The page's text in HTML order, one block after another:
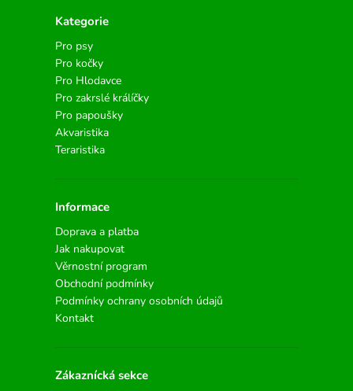
Kategorie
Pro psy
Pro kočky
Pro Hlodavce
Pro zakrslé králíčky
Pro papoušky
Akvaristika
Teraristika
Informace
Doprava a platba
Jak nakupovat
Věrnostní program
Obchodní podmínky
Podmínky ochrany osobních údajů
Kontakt
Zákaznícká sekce